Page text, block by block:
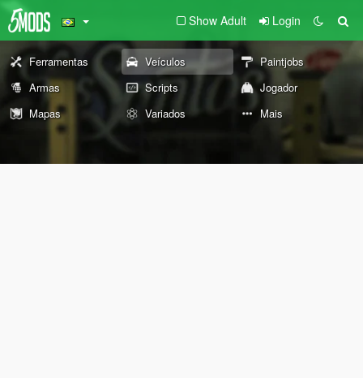
Show Adult Login
Ferramentas Veículos
Paintjobs
Armas
Scripts
Jogador
Mapas
Variados Mais